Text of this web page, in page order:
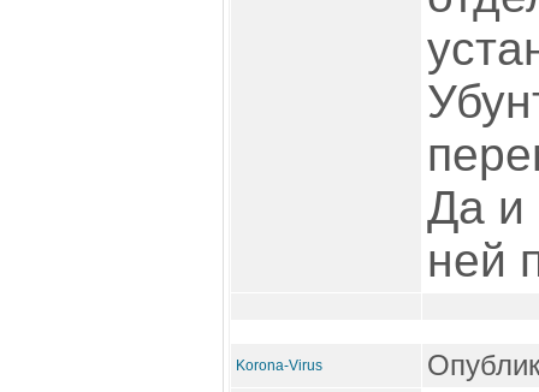
Да и
ней
Korona-Virus